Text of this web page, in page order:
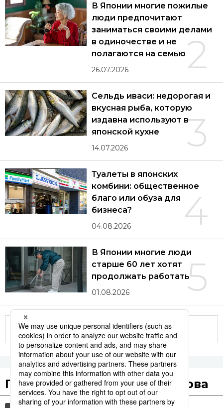
2
В Японии многие пожилые
люди предпочитают
заниматься своими делами
в одиночестве и не
полагаются на семью
26.07.2026
3
Сельдь иваси: недорогая и
вкусная рыба, которую
издавна используют в
японской кухне
14.07.2026
4
Туалеты в японских
комбини: общественное
благо или обуза для
бизнеса?
04.08.2026
5
В Японии многие люди
старше 60 лет хотят
продолжать работать
01.08.2026
Другие статьи по теме
Популярные поисковые слова